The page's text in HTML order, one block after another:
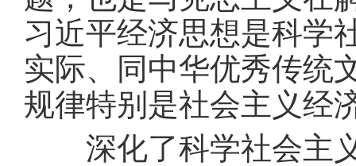
习近平经济思想是科学
实际、同中华优秀传统
规律特别是社会主义经
深化了科学社会主义